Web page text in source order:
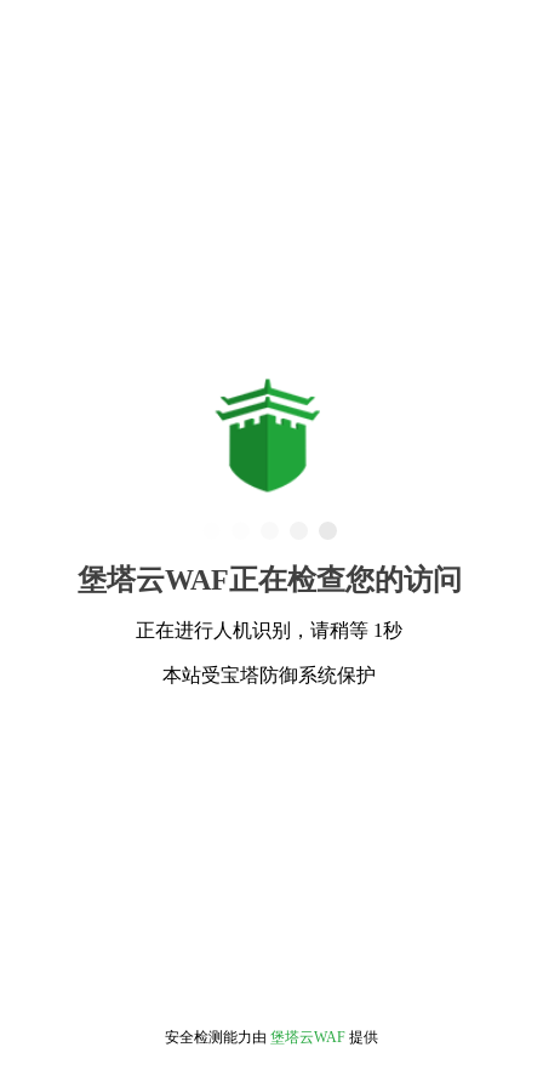
堡塔云WAF正在检查您的访问
正在进行人机识别，请稍等 1秒
本站受宝塔防御系统保护
安全检测能力由 堡塔云WAF 提供